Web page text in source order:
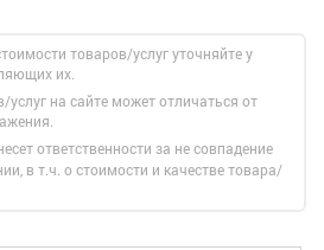
товаров/услуг уточняйте у
их.
на сайте может отличаться от
ответственности за не совпадение
в т.ч. о стоимости и качестве товара/